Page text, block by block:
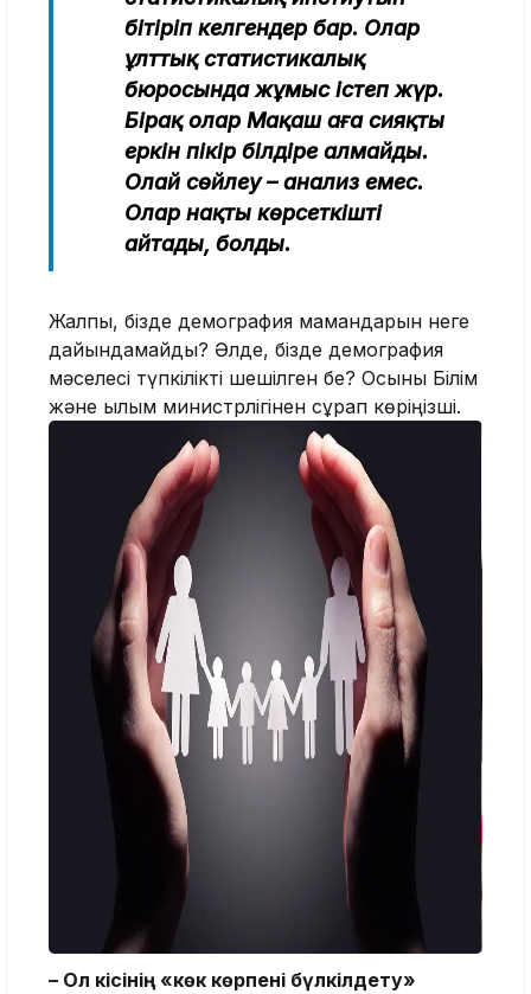
бітіріп келгендер бар. Олар
ұлттық статистикалық
бюросында жұмыс істеп жүр.
Бірақ олар Мақаш аға сияқты
еркін пікір білдіре алмайды.
Олай сөйлеу – анализ емес.
Олар нақты көрсеткішті
айтады, болды.
Жалпы, бізде демография мамандарын неге
дайындамайды? Әлде, бізде демография
мәселесі түпкілікті шешілген бе? Осыны Білім
және ғылым министрлігінен сұрап көріңізші.
– Ол кісінің «көк көрпені бүлкілдету»